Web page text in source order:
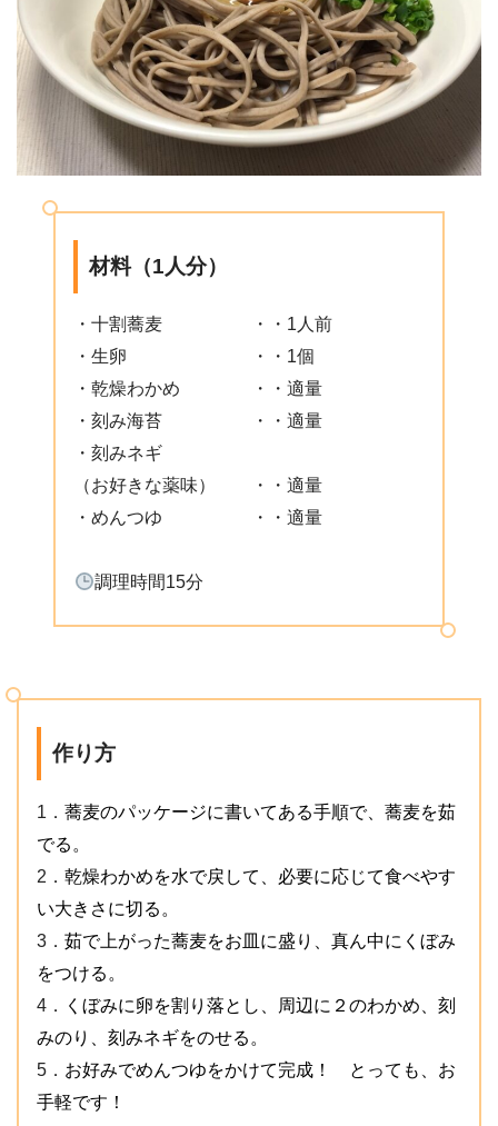
材料（1人分）
・十割蕎麦 ・・1人前
・生卵 ・・1個
・乾燥わかめ ・・適量
・刻み海苔 ・・適量
・刻みネギ
（お好きな薬味） ・・適量
・めんつゆ ・・適量
調理時間15分
作り方
1． 蕎麦のパッケージに書いてある手順で、蕎麦を茹
でる。
2． 乾燥わかめを水で戻して、必要に応じて食べやす
い大きさに切る。
3． 茹で上がった蕎麦をお皿に盛り、真ん中にくぼみ
をつける。
4．
くぼみに卵を割り落とし、周辺に２のわかめ、刻
みのり、刻みネギをのせる。
5． お好みでめんつゆをかけて完成！ とっても、お
手軽です！